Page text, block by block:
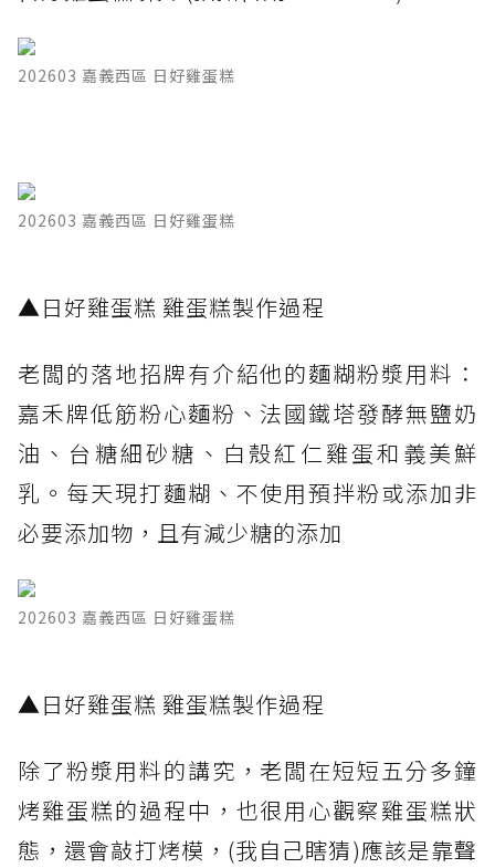
202603 嘉義西區 日好雞蛋糕
202603 嘉義西區 日好雞蛋糕
▲日好雞蛋糕 雞蛋糕製作過程
老闆的落地招牌有介紹他的麵糊粉漿用料：
嘉禾牌低筋粉心麵粉、法國鐵塔發酵無鹽奶
油、台糖細砂糖、白殼紅仁雞蛋和義美鮮
乳。每天現打麵糊、不使用預拌粉或添加非
必要添加物，且有減少糖的添加
202603 嘉義西區 日好雞蛋糕
▲日好雞蛋糕 雞蛋糕製作過程
除了粉漿用料的講究，老闆在短短五分多鐘
烤雞蛋糕的過程中，也很用心觀察雞蛋糕狀
態，還會敲打烤模，(我自己瞎猜)應該是靠聲